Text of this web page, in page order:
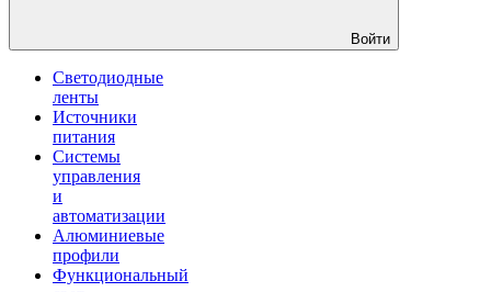
Войти
Светодиодные
ленты
Источники
питания
Системы
управления
и
автоматизации
Алюминиевые
профили
Функциональный